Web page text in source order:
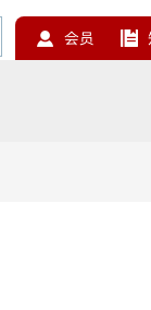
会员